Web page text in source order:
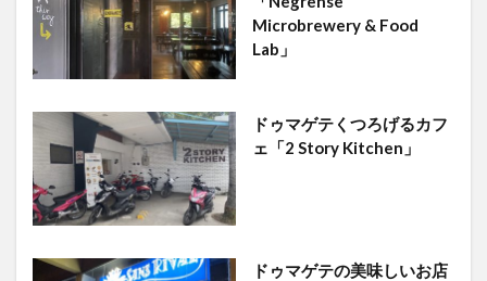
Microbrewery & Food
Lab」
ドゥマゲテくつろげるカフ
ェ「2 Story Kitchen」
ドゥマゲテの美味しいお店